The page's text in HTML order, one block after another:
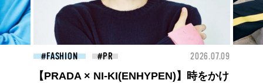
FASHION 2026.07.09
ロエベの新しい世界へようこそ。大胆な